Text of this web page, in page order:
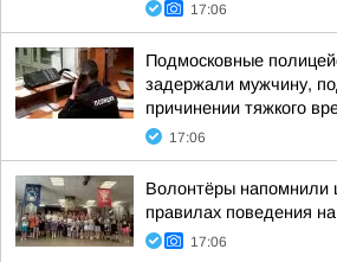
17:06
Подмосковные
задержали мужчину,
причинении тяжкого
17:06
Волонтёры напомнили
правилах поведения
17:06